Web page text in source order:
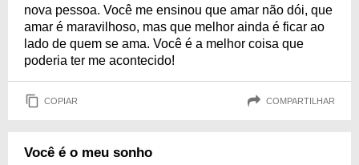
nova pessoa. Você me ensinou que amar não dói, que
amar é maravilhoso, mas que melhor ainda é ficar ao
lado de quem se ama. Você é a melhor coisa que
poderia ter me acontecido!
COPIAR COMPARTILHAR
Você é o meu sonho